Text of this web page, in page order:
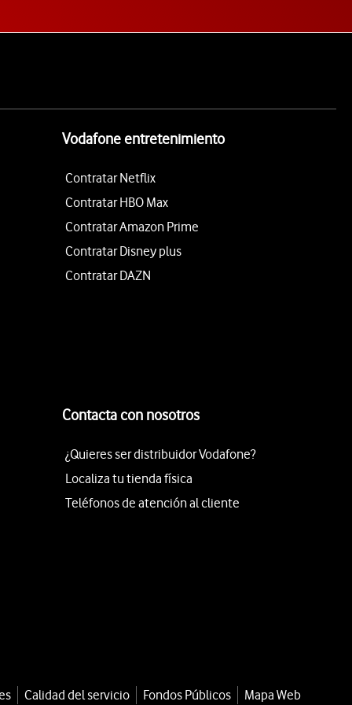
Vodafone entretenimiento
Contratar Netflix
Contratar HBO Max
Contratar Amazon Prime
Contratar Disney plus
Contratar DAZN
Contacta con nosotros
¿Quieres ser distribuidor Vodafone?
Localiza tu tienda física
Teléfonos de atención al cliente
Calidad del servicio Fondos Públicos Mapa Web